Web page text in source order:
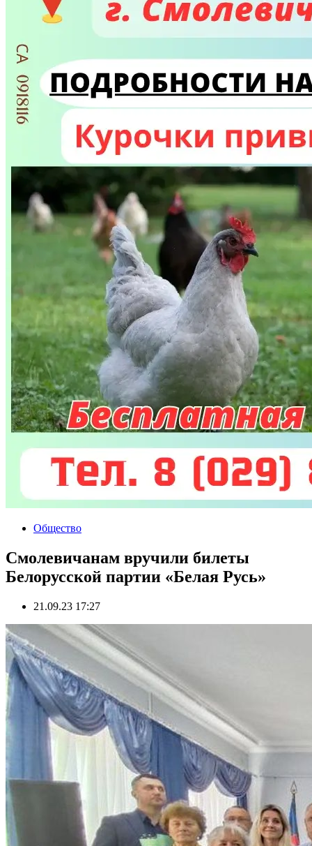
Общество
Смолевичанам вручили билеты
Белорусской партии «Белая Русь»
21.09.23 17:27